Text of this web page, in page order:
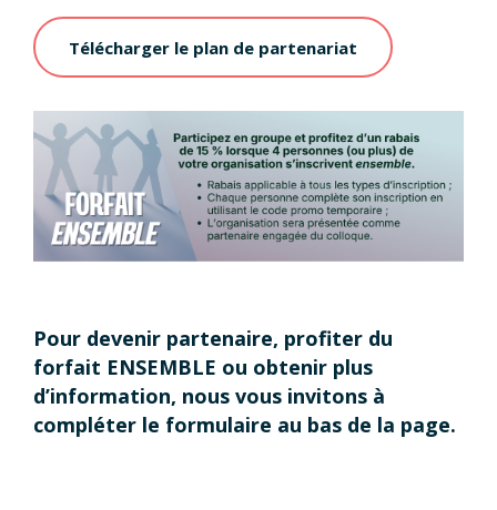
Télécharger le plan de partenariat
Pour devenir partenaire, profiter du
forfait ENSEMBLE ou obtenir plus
d’information, nous vous invitons à
compléter le formulaire au bas de la page.